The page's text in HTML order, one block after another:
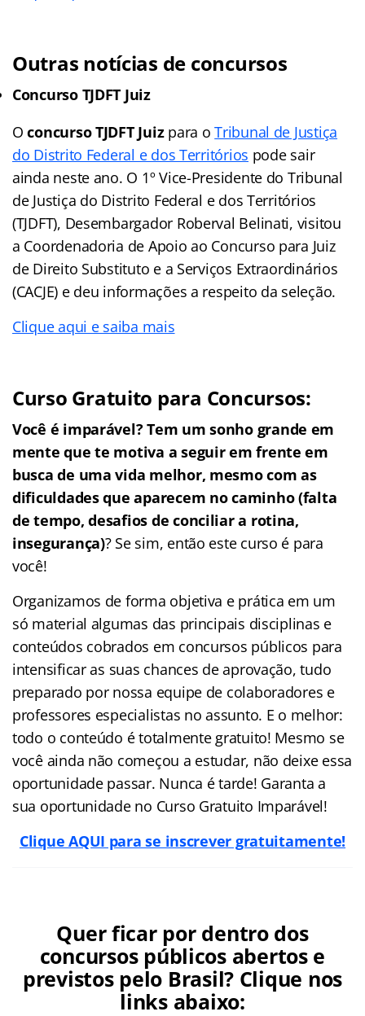
Outras notícias de concursos
Concurso TJDFT Juiz
Oconcurso TJDFT Juizpara oTribunal de Justiça
do Distrito Federal e dos Territórios pode sair
ainda neste ano. O 1º Vice-Presidente do Tribunal
de Justiça do Distrito Federal e dos Territórios
(TJDFT), Desembargador Roberval Belinati, visitou
a Coordenadoria de Apoio ao Concurso para Juiz
de Direito Substituto e a Serviços Extraordinários
(CACJE) e deu informações a respeito da seleção.
Clique aqui e saiba mais
Curso Gratuito para Concursos:
Você é imparável? Tem um sonho grande em
mente que te motiva a seguir em frente em
busca de uma vida melhor, mesmo com as
dificuldades que aparecem no caminho (falta
de tempo, desafios de conciliar a rotina,
insegurança)? Se sim, então este curso é para
você!
Organizamos de forma objetiva e prática em um
só material algumas das principais disciplinas e
conteúdos cobrados em concursos públicos para
intensificar as suas chances de aprovação, tudo
preparado por nossa equipe de colaboradores e
professores especialistas no assunto. E o melhor:
todo o conteúdo é totalmente gratuito! Mesmo se
você ainda não começou a estudar, não deixe essa
oportunidade passar. Nunca é tarde! Garanta a
sua oportunidade no Curso Gratuito Imparável!
Clique AQUI para se inscrever gratuitamente!
Quer ficar por dentro dos
concursos públicos abertos e
previstos pelo Brasil? Clique nos
links abaixo: